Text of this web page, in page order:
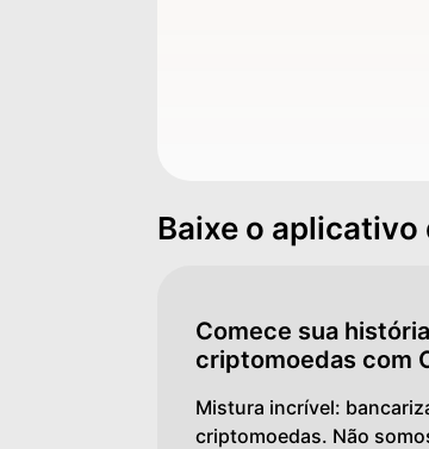
Baixe o aplicativo
Comece sua
criptomoedas com
Mistura incrível:
criptomoedas. Não